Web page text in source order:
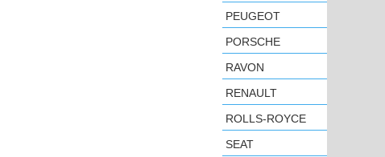
PEUGEOT
PORSCHE
RAVON
RENAULT
ROLLS-ROYCE
SEAT